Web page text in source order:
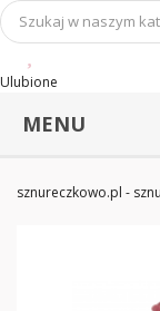
Ulubione
MENU
sznureczkowo.pl -